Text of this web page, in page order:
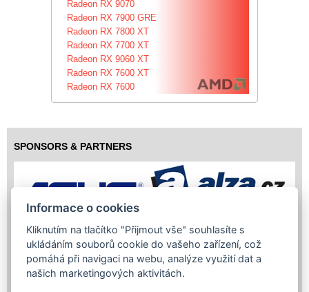
Radeon RX 9070
Radeon RX 7900 GRE
Radeon RX 7800 XT
Radeon RX 7700 XT
Radeon RX 9060 XT
Radeon RX 7600 XT
Radeon RX 7600
SPONSORS & PARTNERS
Informace o cookies
Kliknutím na tlačítko "Přijmout vše" souhlasíte s
ukládáním souborů cookie do vašeho zařízení, což
pomáhá při navigaci na webu, analýze využití dat a
našich marketingových aktivitách.